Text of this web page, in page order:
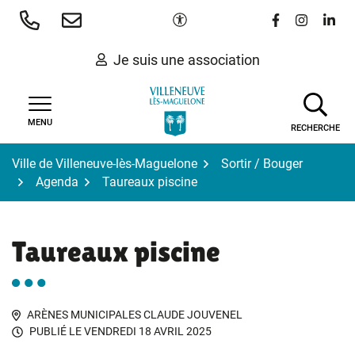
Aller
Paramètres d'accessibilité
Lien vers le
Lien vers
Lien
Je suis une association
MENU
RECHERCHE
Ville de Villeneuve-lès-Maguelone
Sortir / Bouger
Agenda
Taureaux piscine
Taureaux piscine
ARÈNES MUNICIPALES CLAUDE JOUVENEL
PUBLIÉ LEVENDREDI 18 AVRIL 2025